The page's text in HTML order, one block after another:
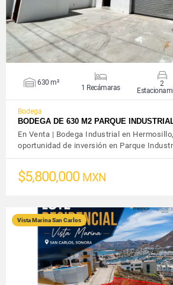
630 m²
1 Recámaras
2
Bodega
BODEGA DE 630 M2 PARQUE
En Venta | Bodega Industrial en
oportunidad de inversión en Parque
$5,800,000 MXN
Vista Marina San Carlos